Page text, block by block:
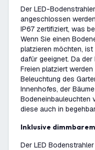
Der LED-
angeschlossen
IP67 zertifiziert, was
Wenn Sie einen
platzieren möchten,
dafür geeignet. Da der
Freien platziert
Beleuchtung des
Innenhofes, der
Bodeneinbauleuchten
diese auch in
Inklusive
Der LED